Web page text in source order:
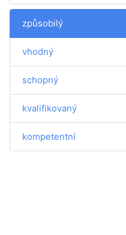
způsobilý
vhodný
schopný
kvalifikovaný
kompetentní